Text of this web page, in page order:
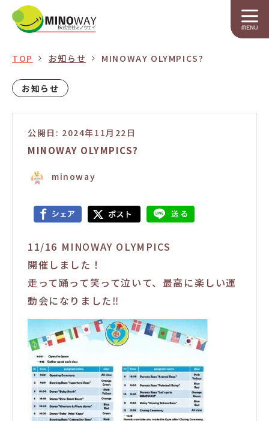
TOP お知らせ MINOWAY OLYMPICS?
お知らせ
公開日: 2024年11月22日
MINOWAY OLYMPICS?
minoway
11/16 MINOWAY OLYMPICS
開催しました！
走って踊って笑って泣いて、最高に楽しい運
動会になりました‼️